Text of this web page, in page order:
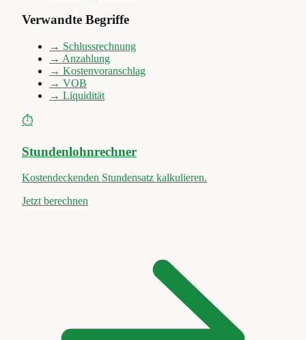
Verwandte Begriffe
→ Schlussrechnung
→ Anzahlung
→ Kostenvoranschlag
→ VOB
→ Liquidität
⏱️
Stundenlohnrechner
Kostendeckenden Stundensatz kalkulieren.
Jetzt berechnen